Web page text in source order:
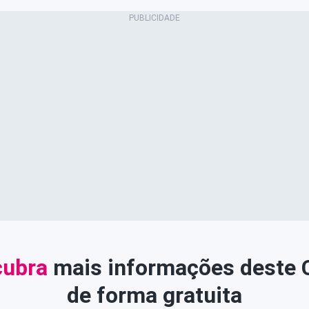
mais informações deste
de forma gratuita